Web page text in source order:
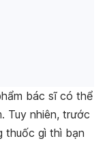
bác sĩ có thể
Tuy nhiên, trước
thuốc gì thì bạn